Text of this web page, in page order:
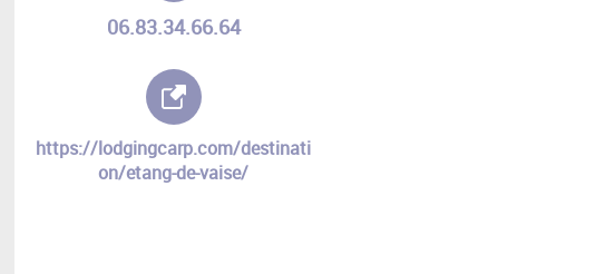
06.83.34.66.64
https://lodgingcarp.com/destinati
on/etang-de-vaise/